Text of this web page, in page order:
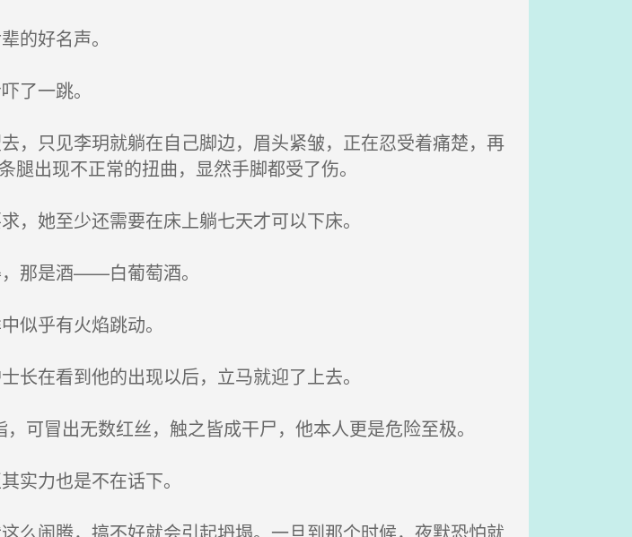
的好名声。
了一跳。
只见李玥就躺在自己脚边，眉头紧皱，正在忍受着痛楚，再
出现不正常的扭曲，显然手脚都受了伤。
她至少还需要在床上躺七天才可以下床。
那是酒——白葡萄酒。
似乎有火焰跳动。
在看到他的出现以后，立马就迎了上去。
可冒出无数红丝，触之皆成干尸，他本人更是危险至极。
实力也是不在话下。